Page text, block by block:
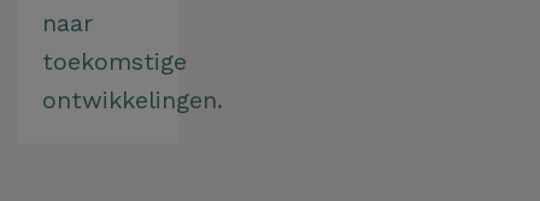
naar
toekomstige
ontwikkelingen.